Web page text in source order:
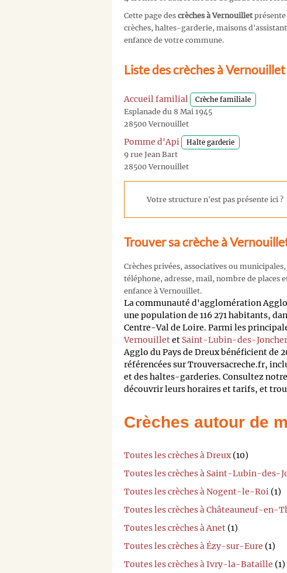
Cette page des crèches à Vernouilletprésente
crèches, haltes-garderie, maisons
enfance de votre commune.
Liste des crèches à
Accueil familial Crèche familiale
Esplanade du 8 Mai 1945
28500 Vernouillet
Pomme d'Api Halte garderie
9 rue Jean Bart
28500 Vernouillet
Votre structure n'est pas présente ici ?
Trouver sa crèche à
Crèches privées, associatives ou
téléphone, adresse, mail, nombre de
enfance à Vernouillet.
La communauté d'agglomération
une population de 116 271 habitants,
Centre-Val de Loire. Parmi les
Vernouilletet Saint-Lubin-des-
Agglo du Pays de Dreux bénéficient de
référencées sur Trouversacreche.fr,
et des haltes-garderies. Consultez
découvrir leurs horaires et tarifs, et
Crèches autour de
Toutes les crèches à Dreux(10)
Toutes les crèches à Saint-Lubin-des-
Toutes les crèches à Nogent-le-Roi (1)
Toutes les crèches à Châteauneuf-en-
Toutes les crèches à Anet (1)
Toutes les crèches à Ézy-sur-Eure (1)
Toutes les crèches à Ivry-la-Bataille (1)